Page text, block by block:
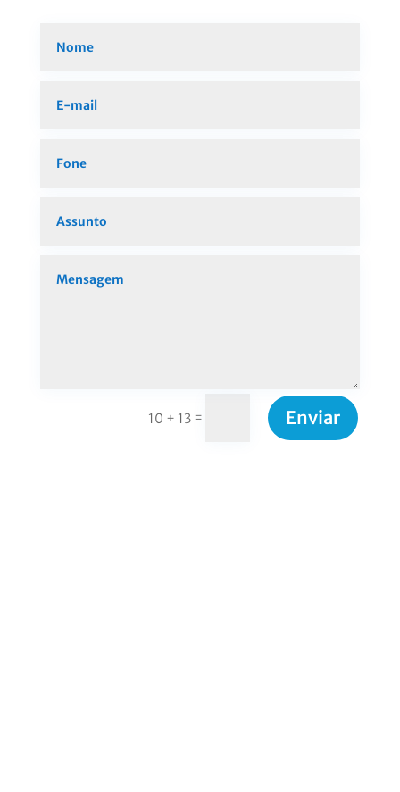
10 + 13 = Enviar